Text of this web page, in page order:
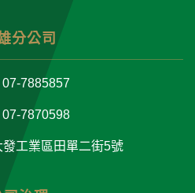
分公司
07-7885857
07-7870598
工業區田單二街5號